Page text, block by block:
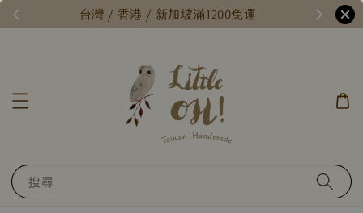
台灣 / 香港 / 新加坡滿1200免運
搜尋